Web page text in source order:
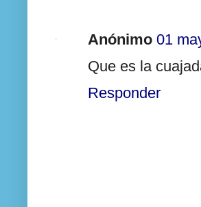
Anónimo 01
Que es la
Responder